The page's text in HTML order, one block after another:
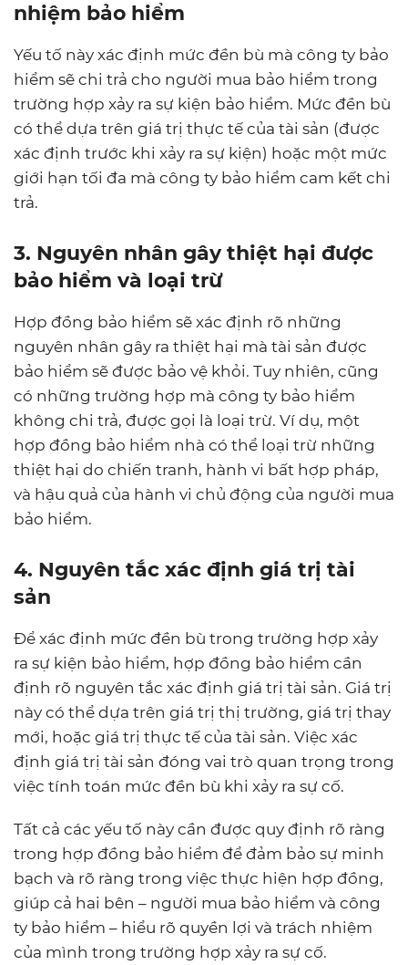
nhiệm bảo hiểm
Yếu tố này xác định mức đền bù mà công ty bảo
hiểm sẽ chi trả cho người mua bảo hiểm trong
trường hợp xảy ra sự kiện bảo hiểm. Mức đền bù
có thể dựa trên giá trị thực tế của tài sản (được
xác định trước khi xảy ra sự kiện) hoặc một mức
giới hạn tối đa mà công ty bảo hiểm cam kết chi
trả.
3. Nguyên nhân gây thiệt hại được
bảo hiểm và loại trừ
Hợp đồng bảo hiểm sẽ xác định rõ những
nguyên nhân gây ra thiệt hại mà tài sản được
bảo hiểm sẽ được bảo vệ khỏi. Tuy nhiên, cũng
có những trường hợp mà công ty bảo hiểm
không chi trả, được gọi là loại trừ. Ví dụ, một
hợp đồng bảo hiểm nhà có thể loại trừ những
thiệt hại do chiến tranh, hành vi bất hợp pháp,
và hậu quả của hành vi chủ động của người mua
bảo hiểm.
4. Nguyên tắc xác định giá trị tài
sản
Để xác định mức đền bù trong trường hợp xảy
ra sự kiện bảo hiểm, hợp đồng bảo hiểm cần
định rõ nguyên tắc xác định giá trị tài sản. Giá trị
này có thể dựa trên giá trị thị trường, giá trị thay
mới, hoặc giá trị thực tế của tài sản. Việc xác
định giá trị tài sản đóng vai trò quan trọng trong
việc tính toán mức đền bù khi xảy ra sự cố.
Tất cả các yếu tố này cần được quy định rõ ràng
trong hợp đồng bảo hiểm để đảm bảo sự minh
bạch và rõ ràng trong việc thực hiện hợp đồng,
giúp cả hai bên – người mua bảo hiểm và công
ty bảo hiểm – hiểu rõ quyền lợi và trách nhiệm
của mình trong trường hợp xảy ra sự cố.